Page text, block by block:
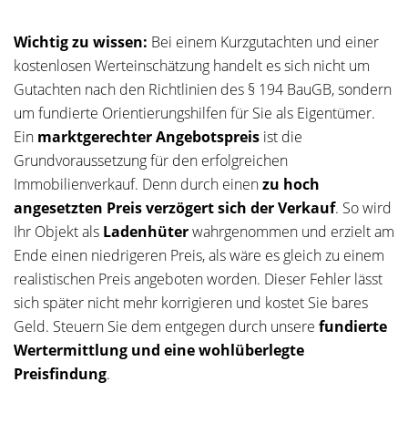
Wichtig zu wissen: Bei einem Kurzgutachten und einer
kostenlosen Werteinschätzung handelt es sich nicht um
Gutachten nach den Richtlinien des § 194 BauGB, sondern
um fundierte Orientierungshilfen für Sie als Eigentümer.
Ein marktgerechter Angebotspreis ist die
Grundvoraussetzung für den erfolgreichen
Immobilienverkauf. Denn durch einenzu hoch
angesetzten Preis verzögert sich der Verkauf. So wird
Ihr Objekt als Ladenhüterwahrgenommen und erzielt am
Ende einen niedrigeren Preis, als wäre es gleich zu einem
realistischen Preis angeboten worden. Dieser Fehler lässt
sich später nicht mehr korrigieren und kostet Sie bares
Geld. Steuern Sie dem entgegen durch unsere fundierte
Wertermittlung und eine wohlüberlegte
Preisfindung.